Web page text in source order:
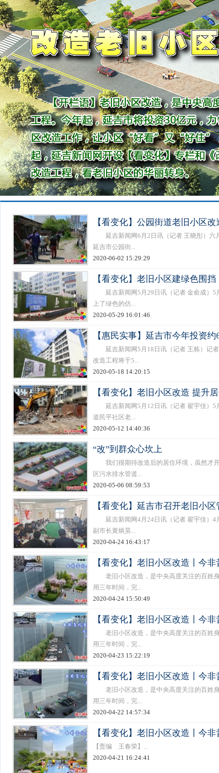
【看变化】公园街道老旧小区
延吉新闻网6月2日讯（记者 王晓彤）六
延吉市公园街...
2020-06-02 15:29:29
【看变化】老旧小区建绿色围
延吉新闻网5月29日讯（记者 金俞成）5
上了绿色的仿...
2020-05-29 16:01:46
【惠民实事】延吉市今年投资
延吉新闻网5月18日讯（记者 王栋）记者
改造工程将于5...
2020-05-18 14:20:15
【看变化】老旧小区改造 提升
延吉新闻网5月12日讯（记者 翟宇佳）5
道民平社区老...
2020-05-12 14:40:36
“改”到群众心坎上
我们很期待改造后的居住环境，虽然才开
区污水排水管道...
2020-05-06 08:59:53
【看变化】延吉市召开老旧小
延吉新闻网4月24日讯（记者 翟宇佳）4
副市长黄炳昊...
2020-04-24 16:43:17
【看变化】老旧小区改造丨今
老旧小区改造，是中央高度关注的百姓身
用三年时间，完...
2020-04-24 15:50:49
【看变化】老旧小区改造丨今
老旧小区改造，是中央高度关注的百姓身
用三年时间，完...
2020-04-23 15:22:19
【看变化】老旧小区改造丨今
老旧小区改造，是中央高度关注的百姓身
用三年时间，完...
2020-04-22 14:57:34
【看变化】老旧小区改造丨今
【责编 王春荣】...
2020-04-21 16:24:41